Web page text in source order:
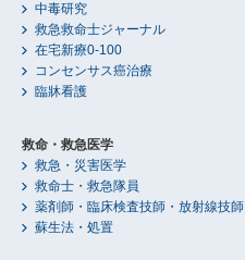
中毒研究
救急救命士ジャーナル
在宅新療0-100
コンセンサス癌治療
臨牀看護
救命・救急医学
救急・災害医学
救命士・救急隊員
薬剤師・臨床検査技師・放射線技師
蘇生法・処置